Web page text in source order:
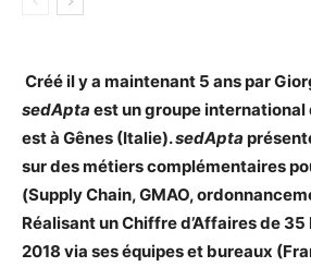
Créé il y a maintenant 5 ans par
sedApta est un groupe international
est à Gênes (Italie).sedApta
sur des métiers complémentaires
(Supply Chain, GMAO,
Réalisant un Chiffre d’Affaires de 35
2018 via ses équipes et bureaux